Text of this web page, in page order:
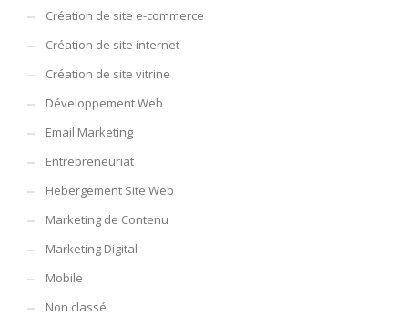
Création de site e-commerce
Création de site internet
Création de site vitrine
Développement Web
Email Marketing
Entrepreneuriat
Hebergement Site Web
Marketing de Contenu
Marketing Digital
Mobile
Non classé